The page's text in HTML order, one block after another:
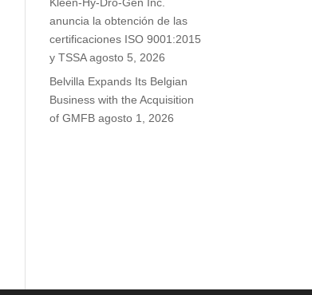
anuncia la obtención de las
certificaciones ISO 9001:2015
y TSSA agosto 5, 2026
Belvilla Expands Its Belgian
Business with the Acquisition
of GMFB agosto 1, 2026